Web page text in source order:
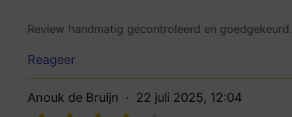
Review handmatig gecontroleerd en goedgekeurd.
Reageer
Anouk de Bruijn 22 juli 2025, 12:04